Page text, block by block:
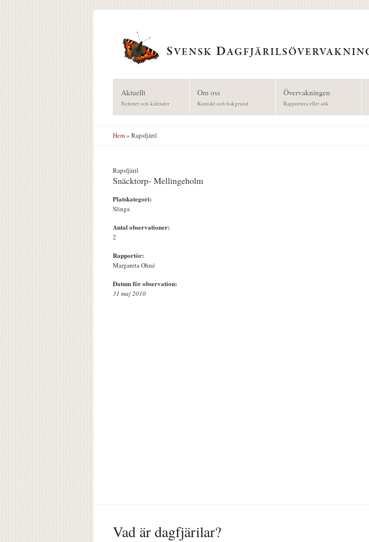
Aktuellt
Nyheter och kalender
Om oss
Kontakt och bakgrund
Övervakningen
Rapportera eller sök
Hem» Rapsfjäril
Rapsfjäril
Snäcktorp- Mellingeholm
Platskategori:
Slinga
Antal observationer:
2
Rapportör:
Margareta Ohné
Datum för observation:
31 maj 2010
Vad är dagfjärilar?